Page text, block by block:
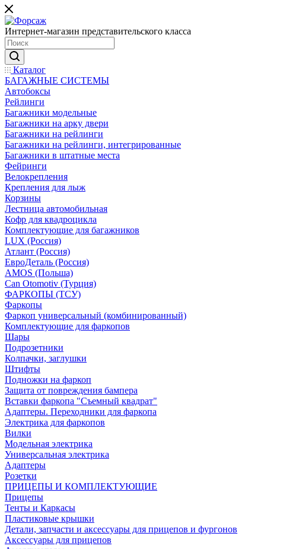
Интернет-магазин представительского класса
Каталог
БАГАЖНЫЕ СИСТЕМЫ
Автобоксы
Рейлинги
Багажники модельные
Багажники на арку двери
Багажники на рейлинги
Багажники на рейлинги, интегрированные
Багажники в штатные места
Фейринги
Велокрепления
Крепления для лыж
Корзины
Лестница автомобильная
Кофр для квадроцикла
Комплектующие для багажников
LUX (Россия)
Атлант (Россия)
ЕвроДеталь (Россия)
AMOS (Польша)
Can Otomotiv (Турция)
ФАРКОПЫ (ТСУ)
Фаркопы
Фаркоп универсальный (комбинированный)
Комплектующие для фаркопов
Шары
Подрозетники
Колпачки, заглушки
Штифты
Подножки на фаркоп
Защита от повреждения бампера
Вставки фаркопа "Съемный квадрат"
Адаптеры. Переходники для фаркопа
Электрика для фаркопов
Вилки
Модельная электрика
Универсальная электрика
Адаптеры
Розетки
ПРИЦЕПЫ И КОМПЛЕКТУЮЩИЕ
Прицепы
Тенты и Каркасы
Пластиковые крышки
Детали, запчасти и аксессуары для прицепов и фургонов
Аксессуары для прицепов